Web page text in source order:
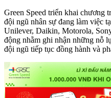
Green Speed triển khai chương
đội ngũ nhân sự đang làm việc
Unilever, Daikin, Motorola,
động nhằm ghi nhận những nỗ
đội ngũ tiếp tục đồng hành và